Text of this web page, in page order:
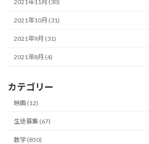
2021年11月 (30)
2021年10月 (31)
2021年9月 (31)
2021年8月 (4)
カテゴリー
映画 (12)
生徒募集 (67)
数学 (850)